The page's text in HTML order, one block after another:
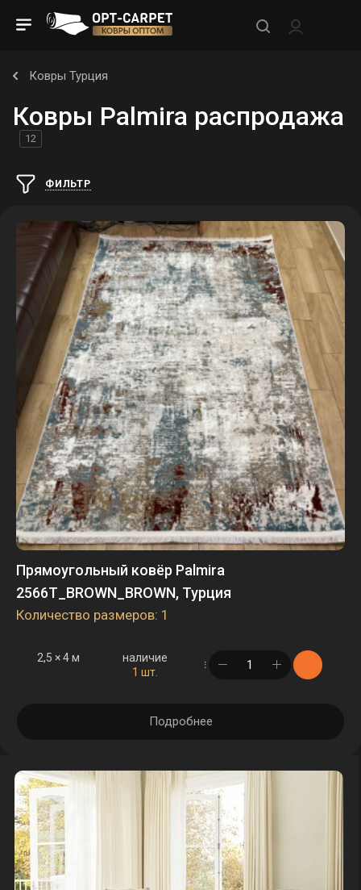
Ковры Турция
Ковры Palmira распродажа
12
ФИЛЬТР
Прямоугольный ковёр Palmira
2566T_BROWN_BROWN, Турция
Количество размеров: 1
2,5 × 4 м
наличие
1 шт.
в корзине
Подробнее